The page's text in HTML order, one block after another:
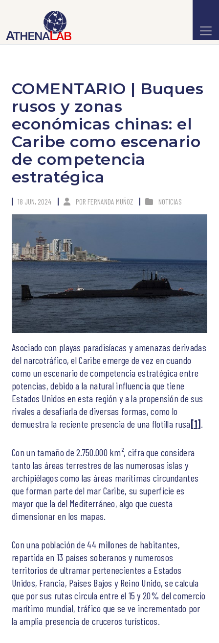
COMENTARIO | Buques
rusos y zonas
económicas chinas: el
Caribe como escenario
de competencia
estratégica
18 JUN, 2024 POR FERNANDA MUÑOZ NOTICIAS
Asociado con playas paradisíacas y amenazas derivadas
del narcotráfico, el Caribe emerge de vez en cuando
como un escenario de competencia estratégica entre
potencias, debido a la natural influencia que tiene
Estados Unidos en esta región y a la propensión de sus
rivales a desafiarla de diversas formas, como lo
demuestra la reciente presencia de una flotilla rusa[1] .
Con un tamaño de 2.750.000 km², cifra que considera
tanto las áreas terrestres de las numerosas islas y
archipiélagos como las áreas marítimas circundantes
que forman parte del mar Caribe, su superficie es
mayor que la del Mediterráneo, algo que cuesta
dimensionar en los mapas.
Con una población de 44 millones de habitantes,
repartida en 13 países soberanos y numerosos
territorios de ultramar pertenecientes a Estados
Unidos, Francia, Países Bajos y Reino Unido, se calcula
que por sus rutas circula entre el 15 y 20% del comercio
marítimo mundial, tráfico que se ve incrementado por
la amplia presencia de cruceros turísticos.